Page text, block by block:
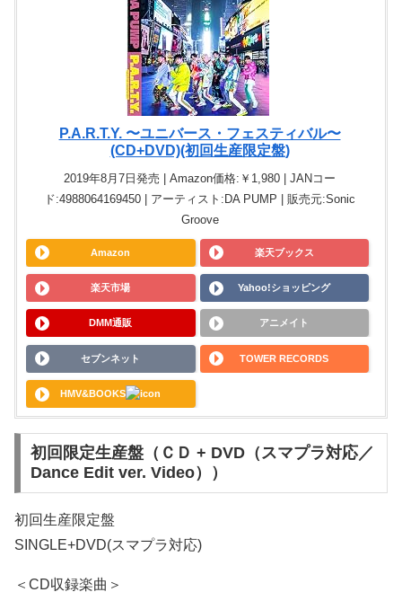
P.A.R.T.Y. 〜ユニバース・フェスティバル〜
(CD+DVD)(初回生産限定盤)
2019年8月7日発売 | Amazon価格:￥1,980 | JANコー
ド:4988064169450 | アーティスト:DA PUMP | 販売元:Sonic
Groove
Amazon 楽天ブックス
楽天市場 Yahoo!ショッピング
DMM通販 アニメイト
セブンネット TOWER RECORDS
HMV&BOOKS
初回限定生産盤（ＣＤ + DVD（スマプラ対応／
Dance Edit ver. Video））
初回生産限定盤
SINGLE+DVD(スマプラ対応)
＜CD収録楽曲＞